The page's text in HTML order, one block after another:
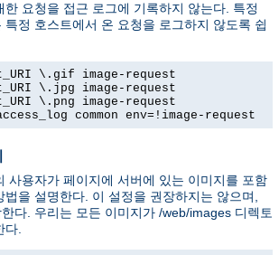
한 요청을 접근 로그에 기록하지 않는다. 특정
특정 호스트에서 온 요청을 로그하지 않도록 쉽
\.gif image-request
\.jpg image-request
\.png image-request
common env=!image-request
사용자가 페이지에 서버에 있는 이미지를 포함
법을 설명한다. 이 설정을 권장하지는 않으며,
다. 우리는 모든 이미지가 /web/images 디렉토
다.